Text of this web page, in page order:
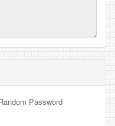
Password